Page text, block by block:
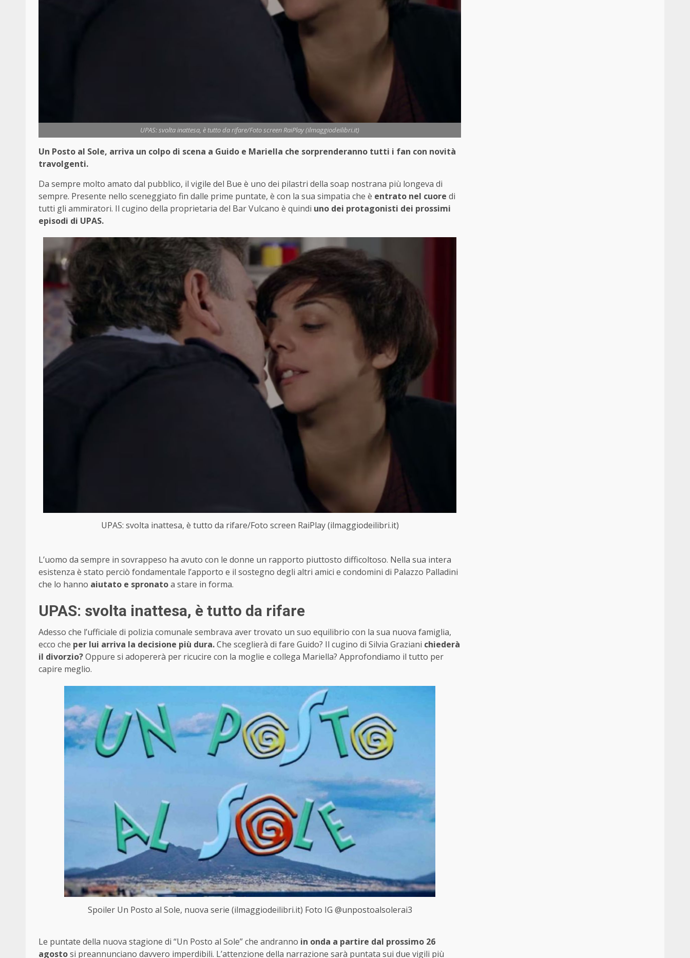
UPAS: svolta inattesa, è tutto da rifare/Foto screen RaiPlay (ilmaggiodeilibri.it)
Un Posto al Sole, arriva un colpo di scena a Guido e Mariella che sorprenderanno tutti i fan con novità
travolgenti.
Da sempre molto amato dal pubblico, il vigile del Bue è uno dei pilastri della soap nostrana più longeva di
sempre. Presente nello sceneggiato fin dalle prime puntate, è con la sua simpatia che è entrato nel cuore di
tutti gli ammiratori. Il cugino della proprietaria del Bar Vulcano è quindi uno dei protagonisti dei prossimi
episodi di UPAS.
UPAS: svolta inattesa, è tutto da rifare/Foto screen RaiPlay (ilmaggiodeilibri.it)
L’uomo da sempre in sovrappeso ha avuto con le donne un rapporto piuttosto difficoltoso. Nella sua intera
esistenza è stato perciò fondamentale l’apporto e il sostegno degli altri amici e condomini di Palazzo Palladini
che lo hanno aiutato e spronatoa stare in forma.
UPAS: svolta inattesa, è tutto da rifare
Adesso che l’ufficiale di polizia comunale sembrava aver trovato un suo equilibrio con la sua nuova famiglia,
ecco che per lui arriva la decisione più dura.Che sceglierà di fare Guido? Il cugino di Silvia Graziani chiederà
il divorzio?Oppure si adopererà per ricucire con la moglie e collega Mariella? Approfondiamo il tutto per
capire meglio.
Spoiler Un Posto al Sole, nuova serie (ilmaggiodeilibri.it) Foto IG @unpostoalsolerai3
Le puntate della nuova stagione di “Un Posto al Sole” che andranno in onda a partire dal prossimo 26
agostosi preannunciano davvero imperdibili. L’attenzione della narrazione sarà puntata sui due vigili più